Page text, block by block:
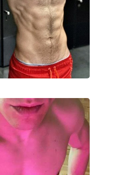
Илья
40000₽
100000₽
Восточный (ВАО)
Автозаводская